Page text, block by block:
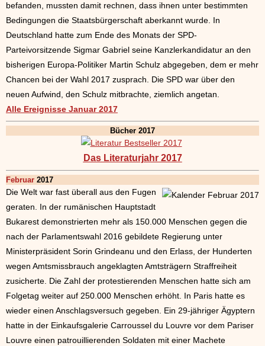
befanden, mussten damit rechnen, dass ihnen unter bestimmten
Bedingungen die Staatsbürgerschaft aberkannt wurde. In
Deutschland hatte zum Ende des Monats der SPD-
Parteivorsitzende Sigmar Gabriel seine Kanzlerkandidatur an den
bisherigen Europa-Politiker Martin Schulz abgegeben, dem er mehr
Chancen bei der Wahl 2017 zusprach. Die SPD war über den
neuen Aufwind, den Schulz mitbrachte, ziemlich angetan.
Alle Ereignisse Januar 2017
Bücher 2017
Das Literaturjahr 2017
Februar 2017
Die Welt war fast überall aus den Fugen
geraten. In der rumänischen Hauptstadt
Bukarest demonstrierten mehr als 150.000 Menschen gegen die
nach der Parlamentswahl 2016 gebildete Regierung unter
Ministerpräsident Sorin Grindeanu und den Erlass, der Hunderten
wegen Amtsmissbrauch angeklagten Amtsträgern Straffreiheit
zusicherte. Die Zahl der protestierenden Menschen hatte sich am
Folgetag weiter auf 250.000 Menschen erhöht. In Paris hatte es
wieder einen Anschlagsversuch gegeben. Ein 29-jähriger Ägyptern
hatte in der Einkaufsgalerie Carroussel du Louvre vor dem Pariser
Louvre einen patrouillierenden Soldaten mit einer Machete